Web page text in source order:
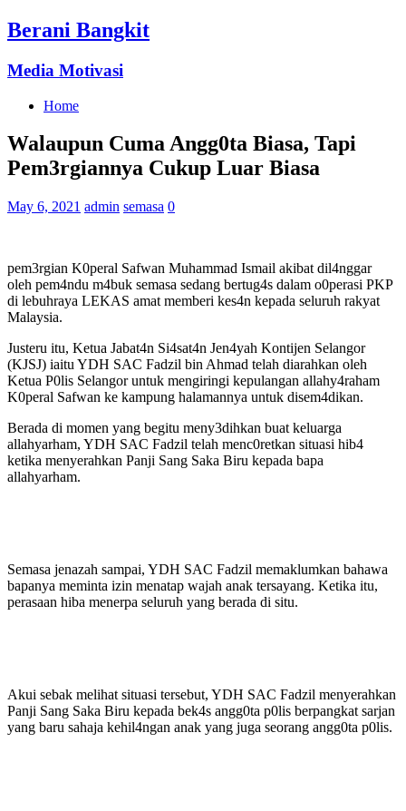
Berani Bangkit
Media Motivasi
Home
Walaupun Cuma Angg0ta Biasa, Tapi
Pem3rgiannya Cukup Luar Biasa
May 6, 2021 admin semasa 0
pem3rgian K0peral Safwan Muhammad Ismail akibat dil4nggar
oleh pem4ndu m4buk semasa sedang bertug4s dalam o0perasi PKP
di lebuhraya LEKAS amat memberi kes4n kepada seluruh rakyat
Malaysia.
Justeru itu, Ketua Jabat4n Si4sat4n Jen4yah Kontijen Selangor
(KJSJ) iaitu YDH SAC Fadzil bin Ahmad telah diarahkan oleh
Ketua P0lis Selangor untuk mengiringi kepulangan allahy4raham
K0peral Safwan ke kampung halamannya untuk disem4dikan.
Berada di momen yang begitu meny3dihkan buat keluarga
allahyarham, YDH SAC Fadzil telah menc0retkan situasi hib4
ketika menyerahkan Panji Sang Saka Biru kepada bapa
allahyarham.
Semasa jenazah sampai, YDH SAC Fadzil memaklumkan bahawa
bapanya meminta izin menatap wajah anak tersayang. Ketika itu,
perasaan hiba menerpa seluruh yang berada di situ.
Akui sebak melihat situasi tersebut, YDH SAC Fadzil menyerahkan
Panji Sang Saka Biru kepada bek4s angg0ta p0lis berpangkat sarjan
yang baru sahaja kehil4ngan anak yang juga seorang angg0ta p0lis.